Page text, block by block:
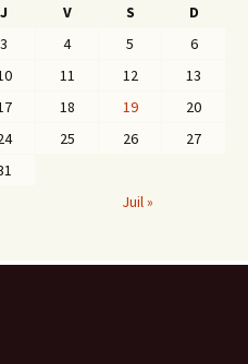
J V S
D
3 4 5
6
11 12
13
18 19
20
25 26
27
Juil »